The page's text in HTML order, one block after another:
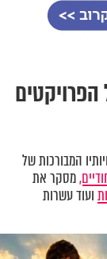
המבורכות של
מסקר את
ועוד עשרות